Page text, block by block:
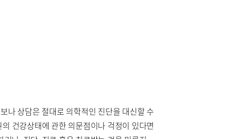
나 상담은 절대로 의학적인 진단을 대신할 수
건강상태에 관한 의문점이나 걱정이 있다면